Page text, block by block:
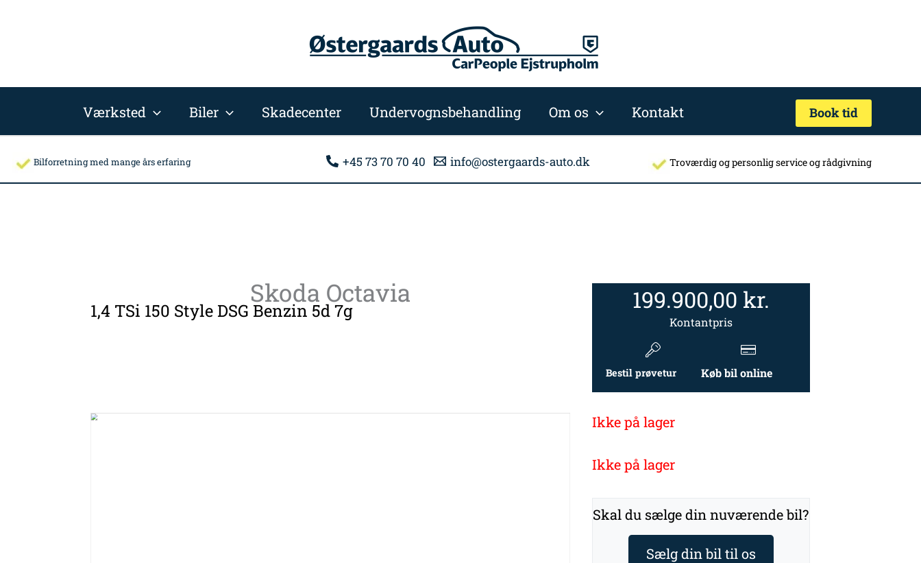
Værksted Biler Skadecenter Undervognsbehandling Om os Kontakt Book tid
Bilforretning med mange års erfaring +45 73 70 70 40 info@ostergaards-auto.dk Troværdig og personlig service og rådgivning
Skoda Octavia
1,4 TSi 150 Style DSG Benzin 5d 7g 199.900,00 kr.
Kontantpris
Bestil prøvetur Køb bil online
Ikke på lager
Ikke på lager
Skal du sælge din nuværende bil?
Sælg din bil til os